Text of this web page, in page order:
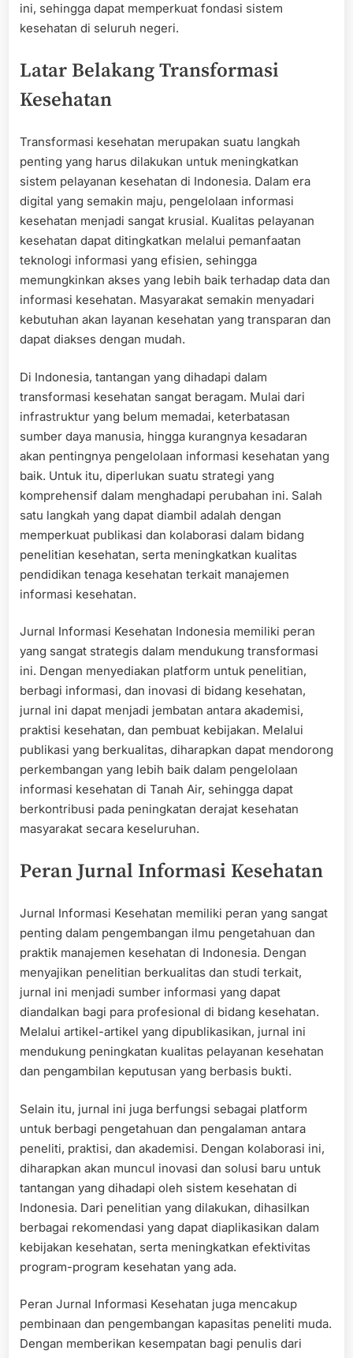
ini, sehingga dapat memperkuat fondasi sistem
kesehatan di seluruh negeri.
Latar Belakang Transformasi
Kesehatan
Transformasi kesehatan merupakan suatu langkah
penting yang harus dilakukan untuk meningkatkan
sistem pelayanan kesehatan di Indonesia. Dalam era
digital yang semakin maju, pengelolaan informasi
kesehatan menjadi sangat krusial. Kualitas pelayanan
kesehatan dapat ditingkatkan melalui pemanfaatan
teknologi informasi yang efisien, sehingga
memungkinkan akses yang lebih baik terhadap data dan
informasi kesehatan. Masyarakat semakin menyadari
kebutuhan akan layanan kesehatan yang transparan dan
dapat diakses dengan mudah.
Di Indonesia, tantangan yang dihadapi dalam
transformasi kesehatan sangat beragam. Mulai dari
infrastruktur yang belum memadai, keterbatasan
sumber daya manusia, hingga kurangnya kesadaran
akan pentingnya pengelolaan informasi kesehatan yang
baik. Untuk itu, diperlukan suatu strategi yang
komprehensif dalam menghadapi perubahan ini. Salah
satu langkah yang dapat diambil adalah dengan
memperkuat publikasi dan kolaborasi dalam bidang
penelitian kesehatan, serta meningkatkan kualitas
pendidikan tenaga kesehatan terkait manajemen
informasi kesehatan.
Jurnal Informasi Kesehatan Indonesia memiliki peran
yang sangat strategis dalam mendukung transformasi
ini. Dengan menyediakan platform untuk penelitian,
berbagi informasi, dan inovasi di bidang kesehatan,
jurnal ini dapat menjadi jembatan antara akademisi,
praktisi kesehatan, dan pembuat kebijakan. Melalui
publikasi yang berkualitas, diharapkan dapat mendorong
perkembangan yang lebih baik dalam pengelolaan
informasi kesehatan di Tanah Air, sehingga dapat
berkontribusi pada peningkatan derajat kesehatan
masyarakat secara keseluruhan.
Peran Jurnal Informasi Kesehatan
Jurnal Informasi Kesehatan memiliki peran yang sangat
penting dalam pengembangan ilmu pengetahuan dan
praktik manajemen kesehatan di Indonesia. Dengan
menyajikan penelitian berkualitas dan studi terkait,
jurnal ini menjadi sumber informasi yang dapat
diandalkan bagi para profesional di bidang kesehatan.
Melalui artikel-artikel yang dipublikasikan, jurnal ini
mendukung peningkatan kualitas pelayanan kesehatan
dan pengambilan keputusan yang berbasis bukti.
Selain itu, jurnal ini juga berfungsi sebagai platform
untuk berbagi pengetahuan dan pengalaman antara
peneliti, praktisi, dan akademisi. Dengan kolaborasi ini,
diharapkan akan muncul inovasi dan solusi baru untuk
tantangan yang dihadapi oleh sistem kesehatan di
Indonesia. Dari penelitian yang dilakukan, dihasilkan
berbagai rekomendasi yang dapat diaplikasikan dalam
kebijakan kesehatan, serta meningkatkan efektivitas
program-program kesehatan yang ada.
Peran Jurnal Informasi Kesehatan juga mencakup
pembinaan dan pengembangan kapasitas peneliti muda.
Dengan memberikan kesempatan bagi penulis dari